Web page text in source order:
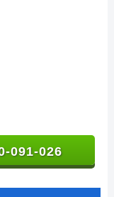
091-026